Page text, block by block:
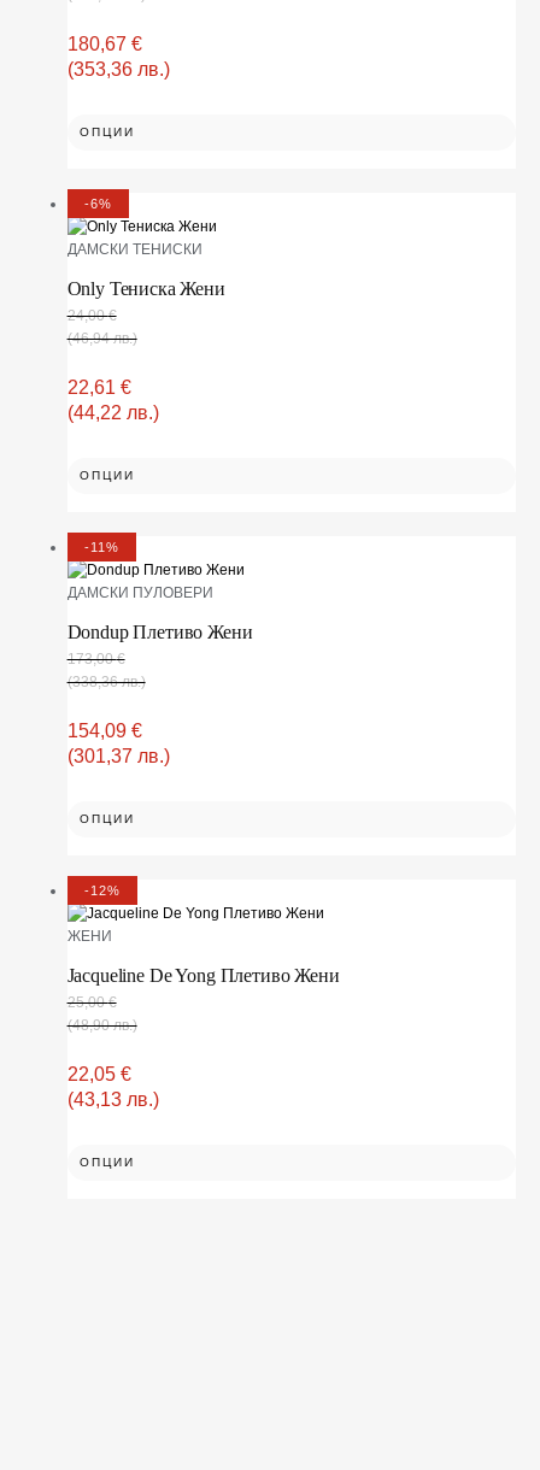
180,67 €
(353,36 лв.)
ОПЦИИ
-6%
ДАМСКИ ТЕНИСКИ
Only Тениска Жени
24,00€
(46,94 лв.)
22,61 €
(44,22 лв.)
ОПЦИИ
-11%
ДАМСКИ ПУЛОВЕРИ
Dondup Плетиво Жени
173,00€
(338,36 лв.)
154,09 €
(301,37 лв.)
ОПЦИИ
-12%
ЖЕНИ
Jacqueline De Yong Плетиво Жени
25,00€
(48,90 лв.)
22,05 €
(43,13 лв.)
ОПЦИИ